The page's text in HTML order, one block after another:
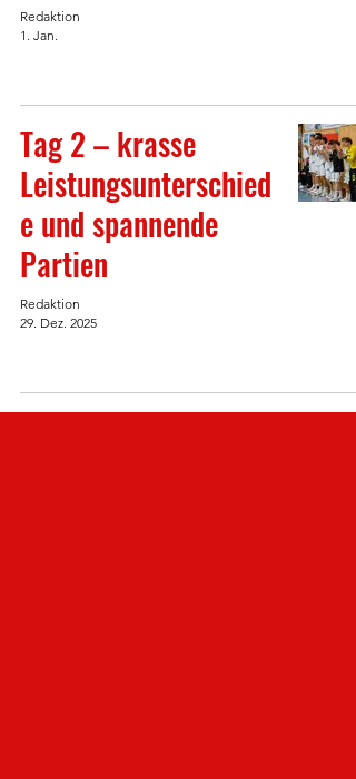
Redaktion
1. Jan.
Tag 2 – krasse
Leistungsunterschied
e und spannende
Partien
Redaktion
29. Dez. 2025